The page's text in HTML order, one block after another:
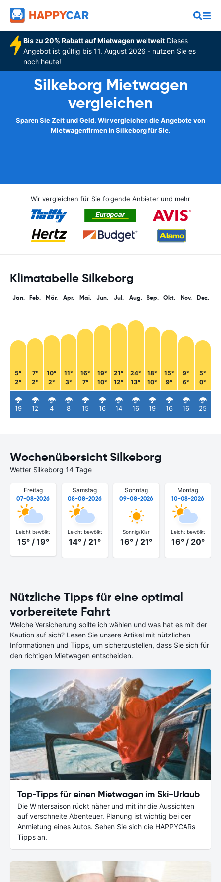
Bis zu 20% Rabatt auf Mietwagen weltweitDieses
Angebot ist gültig bis 11. August 2026 - nutzen Sie es
noch heute!
Silkeborg Mietwagen
vergleichen
Sparen Sie Zeit und Geld. Wir vergleichen die Angebote von
Mietwagenfirmen in Silkeborg für Sie.
Wir vergleichen für Sie folgende Anbieter und mehr
Klimatabelle Silkeborg
Jan.
5°
2°
19
Feb.
7°
2°
12
Mär.
10°
2°
4
Apr.
11°
3°
8
Mai.
16°
7°
15
Jun.
19°
10°
16
Jul.
21°
12°
14
Aug.
24°
13°
16
Sep.
18°
10°
19
Okt.
15°
9°
16
Nov.
9°
6°
16
Dez.
5°
0°
25
Wochenübersicht Silkeborg
Wetter Silkeborg 14 Tage
Freitag
07-08-2026
Leicht bewölkt
15° / 19°
Samstag
08-08-2026
Leicht bewölkt
14° / 21°
Sonntag
09-08-2026
Sonnig/Klar
16° / 21°
Montag
10-08-2026
Leicht bewölkt
16° / 20°
Nützliche Tipps für eine optimal
vorbereitete Fahrt
Welche Versicherung sollte ich wählen und was hat es mit der
Kaution auf sich? Lesen Sie unsere Artikel mit nützlichen
Informationen und Tipps, um sicherzustellen, dass Sie sich für
den richtigen Mietwagen entscheiden.
Top-Tipps für einen Mietwagen im Ski-Urlaub
Die Wintersaison rückt näher und mit ihr die Aussichten
auf verschneite Abenteuer. Planung ist wichtig bei der
Anmietung eines Autos. Sehen Sie sich die HAPPYCARs
Tipps an.